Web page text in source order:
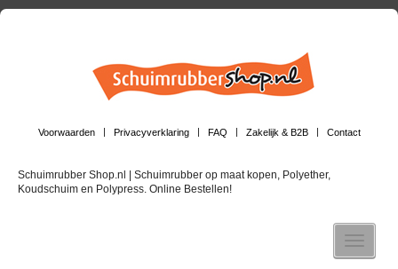
Voorwaarden Privacyverklaring FAQ Zakelijk & B2B Contact
Schuimrubber Shop.nl | Schuimrubber op maat kopen, Polyether,
Koudschuim en Polypress. Online Bestellen!
Toggle